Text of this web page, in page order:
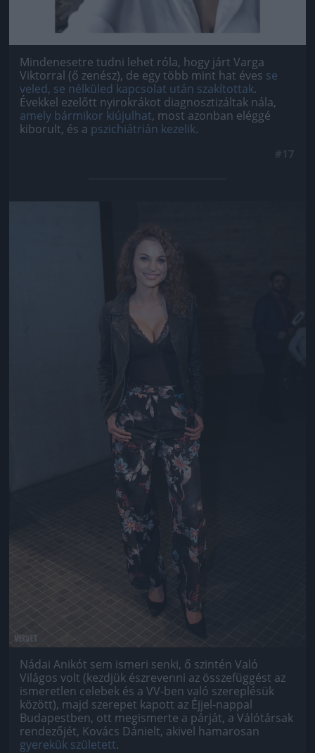
Mindenesetre tudni lehet róla, hogy járt Varga
Viktorral (ő zenész), de egy több mint hat éves se
veled, se nélküled kapcsolat után szakítottak.
Évekkel ezelőtt nyirokrákot diagnosztizáltak nála,
amely bármikor kiújulhat, most azonban eléggé
kiborult, és a pszichiátrián kezelik.
Nádai Anikót sem ismeri senki, ő szintén Való
Világos volt (kezdjük észrevenni az összefüggést az
ismeretlen celebek és a VV-ben való szereplésük
között), majd szerepet kapott az Éjjel-nappal
Budapestben, ott megismerte a párját, a Válótársak
rendezőjét, Kovács Dánielt, akivel hamarosan
gyerekük született.